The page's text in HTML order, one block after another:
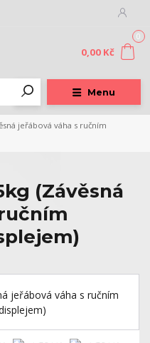
Menu
0
0,00 Kč
jeřábová váha s ručním
(Závěsná